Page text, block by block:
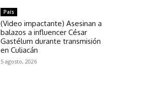
País
(Video impactante) Asesinan a
balazos a influencer César
Gastélum durante transmisión
en Culiacán
5 agosto, 2026